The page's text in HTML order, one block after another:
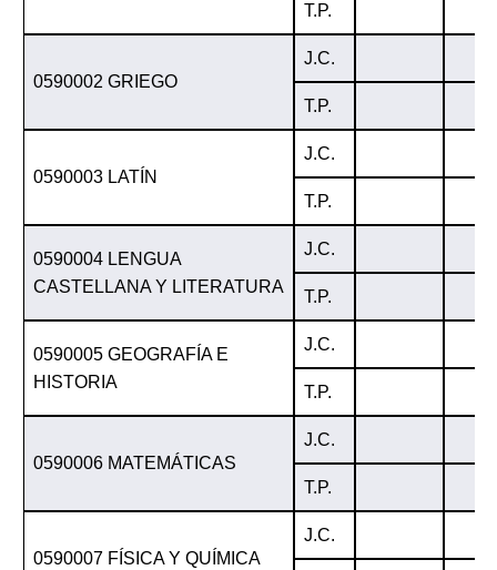
T.P.
0590002 GRIEGO
J.C.
T.P.
0590003 LATÍN
J.C.
T.P.
0590004 LENGUA
CASTELLANA Y LITERATURA
J.C.
T.P.
0590005 GEOGRAFÍA E
HISTORIA
J.C.
T.P.
0590006 MATEMÁTICAS
J.C.
T.P.
0590007 FÍSICA Y QUÍMICA
J.C.